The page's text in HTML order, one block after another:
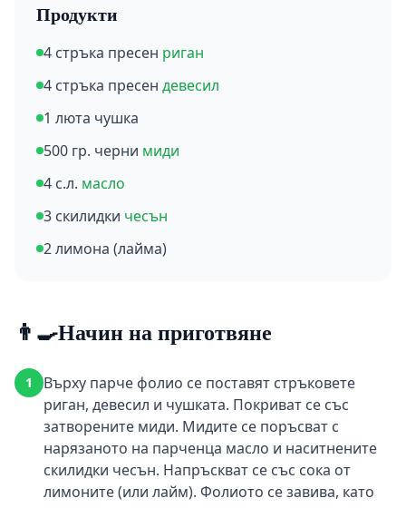
Продукти
4 стръка пресен риган
4 стръка пресен девесил
1 люта чушка
500 гр. черни миди
4 с.л. масло
3 скилидки чесън
2 лимона (лайма)
👨‍🍳Начин на приготвяне
1
Върху парче фолио се поставят стръковете
риган, девесил и чушката. Покриват се със
затворените миди. Мидите се поръсват с
нарязаното на парченца масло и наситнените
скилидки чесън. Напръскват се със сока от
лимоните (или лайм). Фолиото се завива, като